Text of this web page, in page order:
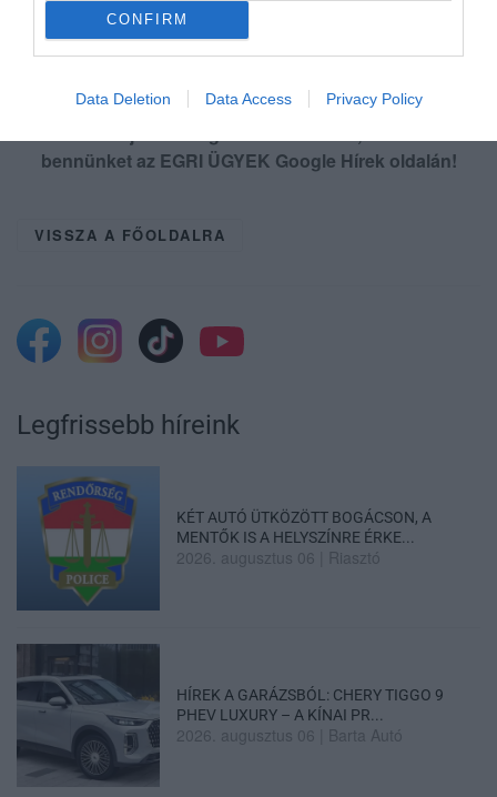
CONFIRM
Data Deletion Data Access Privacy Policy
bennünket az EGRI ÜGYEK Google Hírek oldalán!
VISSZA A FŐOLDALRA
Legfrissebb híreink
KÉT AUTÓ ÜTKÖZÖTT BOGÁCSON, A
MENTŐK IS A HELYSZÍNRE ÉRKE...
2026. augusztus 06 Riasztó
HÍREK A GARÁZSBÓL: CHERY TIGGO 9
PHEV LUXURY – A KÍNAI PR...
2026. augusztus 06 Barta Autó